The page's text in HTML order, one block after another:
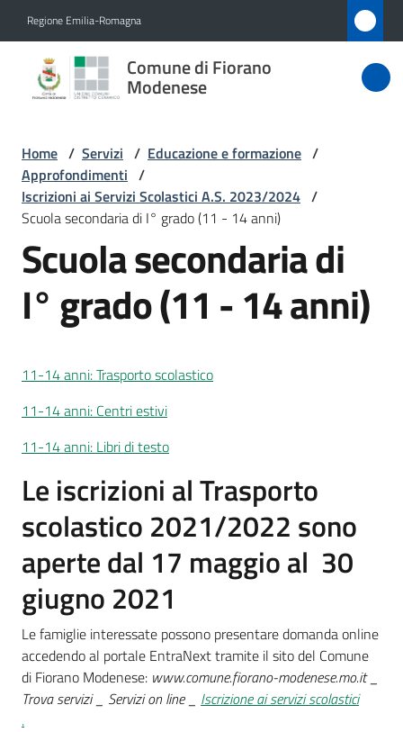
Regione Emilia-Romagna
Comune di Fiorano
Modenese
Comune
di Fiorano
Amministrazione
Novità
Servizi
Menu selezionato
Modenese
A
l
l
e
t
a
m
e
t
Home / Servizi / Educazione e formazione /
Approfondimenti /
Iscrizioni ai Servizi Scolastici A.S. 2023/2024 /
Scuola secondaria di I° grado (11 - 14 anni)
Scuola secondaria di
I° grado (11 - 14 anni)
11-14 anni: Trasporto scolastico
11-14 anni: Centri estivi
11-14 anni: Libri di testo
Le iscrizioni al Trasporto
scolastico 2021/2022 sono
aperte dal 17 maggio al 30
giugno 2021
Le famiglie interessate possono presentare domanda online
accedendo al portale EntraNext tramite il sito del Comune
di Fiorano Modenese: www.comune.fiorano-modenese.mo.it _
Trova servizi _ Servizi on line _ Iscrizione ai servizi scolastici
.